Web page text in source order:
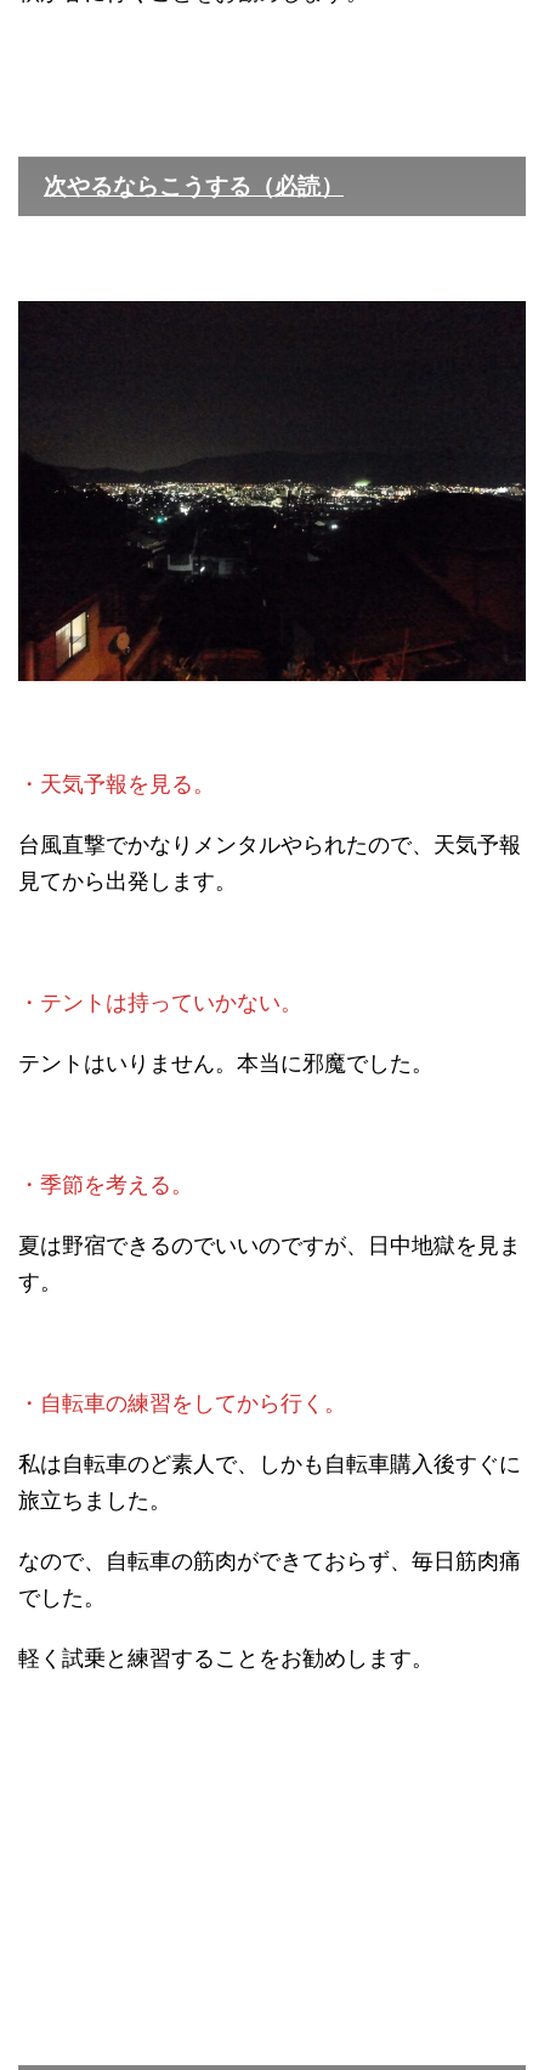
次やるならこうする（必読）
・天気予報を見る。
台風直撃でかなりメンタルやられたので、天気予報
見てから出発します。
・テントは持っていかない。
テントはいりません。本当に邪魔でした。
・季節を考える。
夏は野宿できるのでいいのですが、日中地獄を見ま
す。
・自転車の練習をしてから行く。
私は自転車のど素人で、しかも自転車購入後すぐに
旅立ちました。
なので、自転車の筋肉ができておらず、毎日筋肉痛
でした。
軽く試乗と練習することをお勧めします。